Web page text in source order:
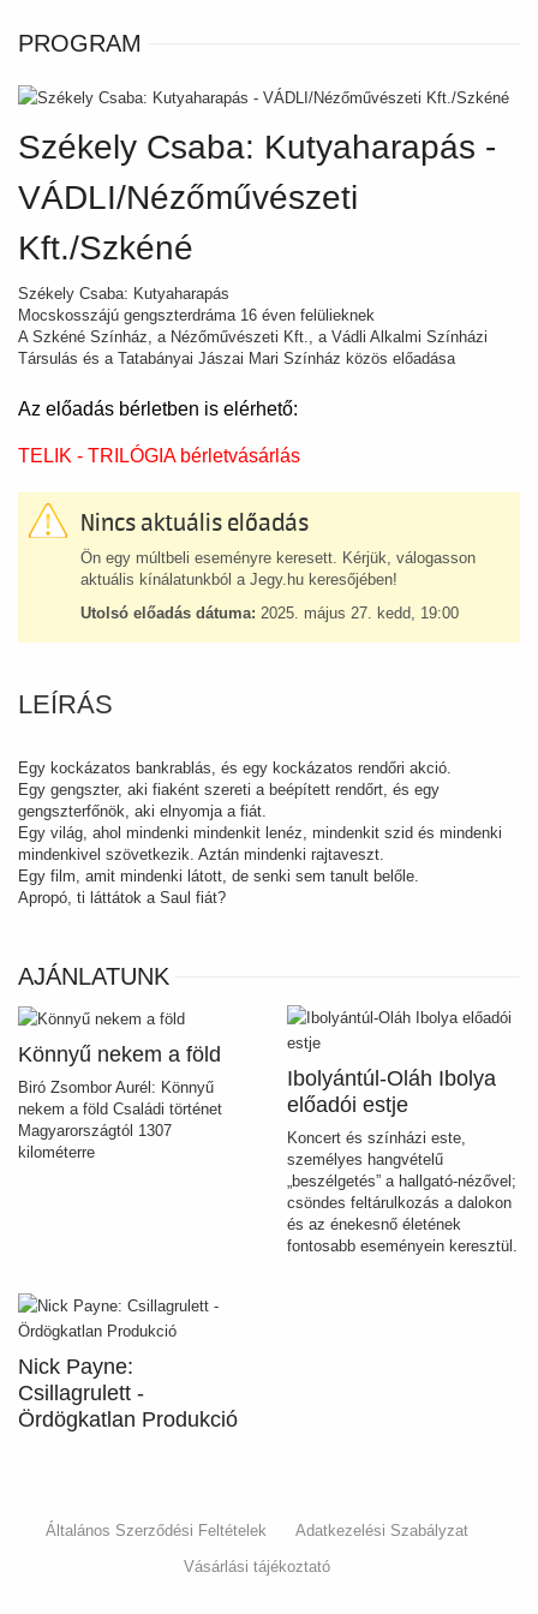
PROGRAM
Székely Csaba: Kutyaharapás -
VÁDLI/Nézőművészeti
Kft./Szkéné
Székely Csaba: Kutyaharapás
Mocskosszájú gengszterdráma 16 éven felülieknek
A Szkéné Színház, a Nézőművészeti Kft., a Vádli Alkalmi Színházi
Társulás és a Tatabányai Jászai Mari Színház közös előadása
Az előadás bérletben is elérhető:
TELIK - TRILÓGIA bérletvásárlás
Nincs aktuális előadás
Ön egy múltbeli eseményre keresett. Kérjük, válogasson
aktuális kínálatunkból a Jegy.hu keresőjében!
Utolsó előadás dátuma: 2025. május 27. kedd, 19:00
LEÍRÁS
Egy kockázatos bankrablás, és egy kockázatos rendőri akció.
Egy gengszter, aki fiaként szereti a beépített rendőrt, és egy
gengszterfőnök, aki elnyomja a fiát.
Egy világ, ahol mindenki mindenkit lenéz, mindenkit szid és mindenki
mindenkivel szövetkezik. Aztán mindenki rajtaveszt.
Egy film, amit mindenki látott, de senki sem tanult belőle.
Apropó, ti láttátok a Saul fiát?
AJÁNLATUNK
Könnyű nekem a föld
Biró Zsombor Aurél: Könnyű
nekem a föld Családi történet
Magyarországtól 1307
kilométerre
Ibolyántúl-Oláh Ibolya
előadói estje
Koncert és színházi este,
személyes hangvételű
„beszélgetés” a hallgató-nézővel;
csöndes feltárulkozás a dalokon
és az énekesnő életének
fontosabb eseményein keresztül.
Nick Payne:
Csillagrulett -
Ördögkatlan Produkció
Általános Szerződési Feltételek
Adatkezelési Szabályzat
Vásárlási tájékoztató